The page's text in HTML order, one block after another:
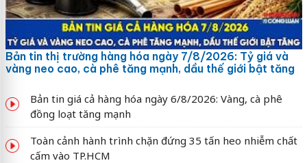
Bản tin thị trường hàng hóa ngày 7/8/2026: Tỷ giá và
vàng neo cao, cà phê tăng mạnh, dầu thế giới bật tăng
Bản tin giá cả hàng hóa ngày 6/8/2026: Vàng, cà phê
đồng loạt tăng mạnh
Toàn cảnh hành trình chặn đứng 35 tấn heo nhiễm chất
cấm vào TP.HCM